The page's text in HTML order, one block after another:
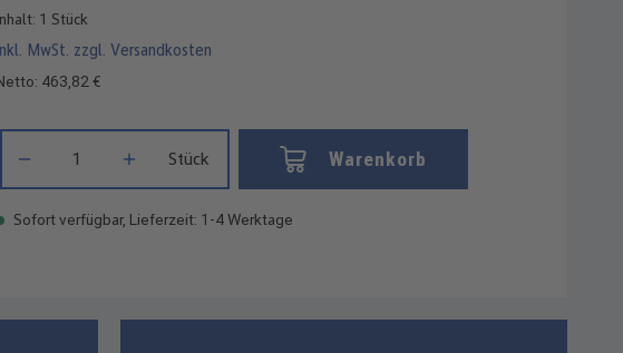
1 Stück
MwSt. zzgl. Versandkosten
463,82 €
Stück Warenkorb
Sofort verfügbar, Lieferzeit: 1-4 Werktage